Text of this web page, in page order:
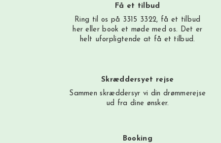
Få et tilbud
Ring til os på 3315 3322, få et tilbud
her eller book et møde med os. Det er
helt uforpligtende at få et tilbud.
Skræddersyet rejse
Sammen skræddersyr vi din drømmerejse
ud fra dine ønsker.
Booking